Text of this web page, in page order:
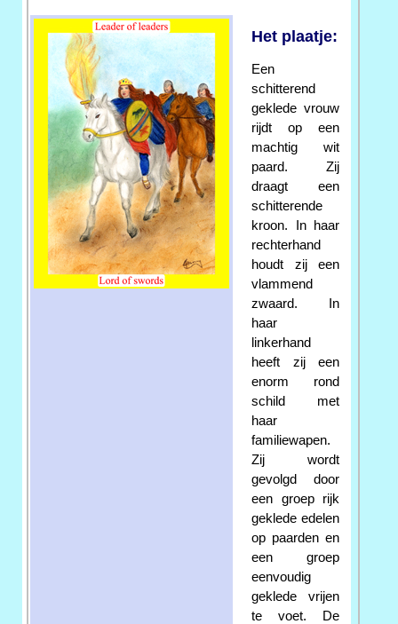
Het plaatje:
Een
schitterend
geklede vrouw
rijdt op een
machtig wit
paard. Zij
draagt een
schitterende
kroon. In haar
rechterhand
houdt zij een
vlammend
zwaard. In
haar
linkerhand
heeft zij een
enorm rond
schild met
haar
familiewapen.
Zij wordt
gevolgd door
een groep rijk
geklede edelen
op paarden en
een groep
eenvoudig
geklede vrijen
te voet. De